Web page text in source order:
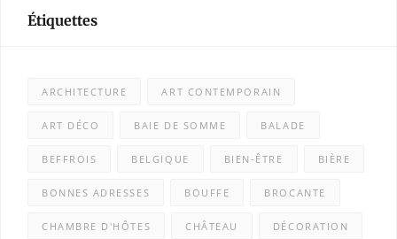
Étiquettes
ARCHITECTURE ART CONTEMPORAIN
ART DÉCO BAIE DE SOMME BALADE
BEFFROIS BELGIQUE BIEN-ÊTRE BIÈRE
BONNES ADRESSES BOUFFE BROCANTE
CHAMBRE D'HÔTES CHÂTEAU DÉCORATION